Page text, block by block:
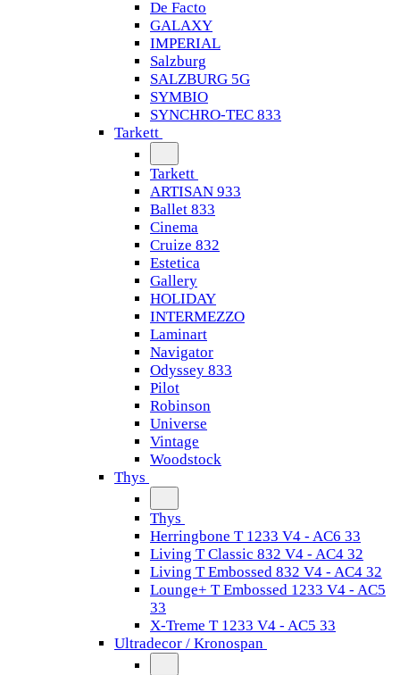
De Facto
GALAXY
IMPERIAL
Salzburg
SALZBURG 5G
SYMBIO
SYNCHRO-TEC 833
Tarkett
Tarkett
ARTISAN 933
Ballet 833
Cinema
Cruize 832
Estetica
Gallery
HOLIDAY
INTERMEZZO
Laminart
Navigator
Odyssey 833
Pilot
Robinson
Universe
Vintage
Woodstock
Thys
Thys
Herringbone T 1233 V4 - AC6 33
Living T Classic 832 V4 - AC4 32
Living T Embossed 832 V4 - AC4 32
Lounge+ T Embossed 1233 V4 - AC5
33
X-Treme T 1233 V4 - AC5 33
Ultradecor / Kronospan